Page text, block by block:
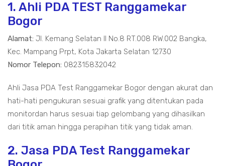
1. Ahli PDA TEST Ranggamekar
Bogor
Alamat: Jl. Kemang Selatan II No.8 RT.008 RW.002 Bangka,
Kec. Mampang Prpt, Kota Jakarta Selatan 12730
Nomor Telepon: 082315832042
Ahli Jasa PDA Test Ranggamekar Bogor dengan akurat dan
hati-hati pengukuran sesuai grafik yang ditentukan pada
monitordan harus sesuai tiap gelombang yang dihasilkan
dari titik aman hingga perapihan titik yang tidak aman.
2. Jasa PDA Test Ranggamekar